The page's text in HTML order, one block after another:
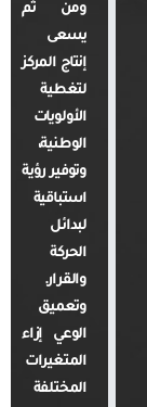
ومن ثم
يسعى
إنتاج المركز
لتغطية
الأولويات
الوطنية،
وتوفير رؤية
استباقية
لبدائل
الحركة
والقرار.
وتعميق
الوعي إزاء
المتغيرات
المختلفة